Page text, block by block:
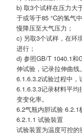
b) 取3个试样在压力大
于或等于85 °C的氢气
慢降压至大气压力；
c) 另取3个试样，在环
进行；
d) 参照GB/T 1040.1和
伸试验，记录拉伸曲线。
6.1.6.3.2试验过程中，
6.1.6.3.3记录材料平均
变变化率。
6.2气瓶内胆试验 6.2.1
6.2.1.1 试验裝置
试验装置为温度可控的